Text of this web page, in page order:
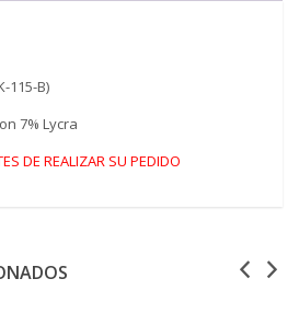
115-B)
7% Lycra
DE REALIZAR SU PEDIDO